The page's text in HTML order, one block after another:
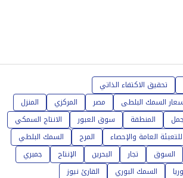
تحقيق الاكتفاء الذاتي
السمك البلطى مصر المركزي
المنزل
المنطقة سوق العبور
الانتاج السمكي
العامة والإحصاء المرج
السمك البلطي
السوق تجار البحرين الإنتاج
جمبري
السمك البوري القارئ نيوز